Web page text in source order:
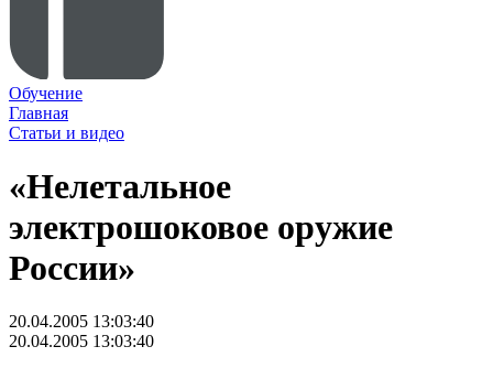
Обучение
Главная
Статьи и видео
«Нелетальное
электрошоковое оружие
России»
20.04.2005 13:03:40
20.04.2005 13:03:40